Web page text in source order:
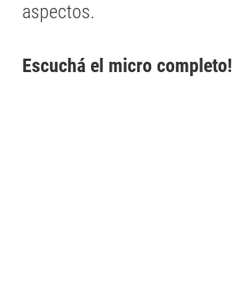
aspectos.
Escuchá el micro completo!